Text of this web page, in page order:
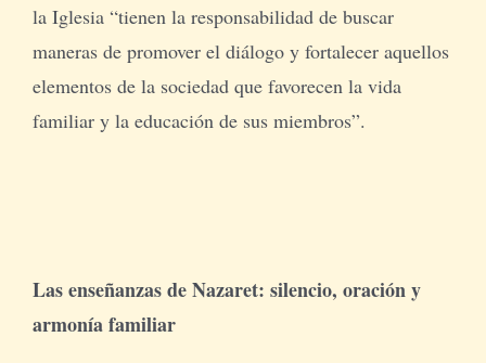
la Iglesia “tienen la responsabilidad de buscar
maneras de promover el diálogo y fortalecer aquellos
elementos de la sociedad que favorecen la vida
familiar y la educación de sus miembros”.
Las enseñanzas de Nazaret: silencio, oración y
armonía familiar